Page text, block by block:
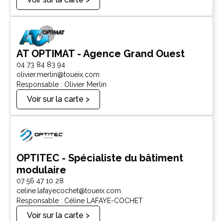
AT OPTIMAT - Agence Grand Ouest
04 73 84 83 94
olivier.merlin@toueix.com
Responsable : Olivier Merlin
Voir sur la carte >
OPTITEC - Spécialiste du bâtiment
modulaire
07 56 47 10 28
celine.lafayecochet@toueix.com
Responsable : Céline LAFAYE-COCHET
Voir sur la carte >